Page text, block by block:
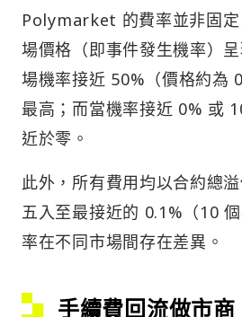
Polymarket 的費率並非固
場價格（即事件發生機率）
場機率接近 50%（價格約為
最高；而當機率接近 0% 或
近於零。
此外，所有費用均以合約總
五入至最接近的 0.1%（10
率在不同市場間存在差異。
手續費回流做市